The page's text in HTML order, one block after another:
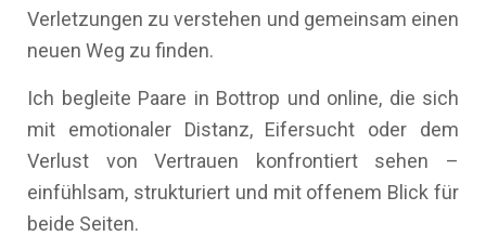
Verletzungen zu verstehen und gemeinsam einen
neuen Weg zu finden.
Ich begleite Paare in Bottrop und online, die sich
mit emotionaler Distanz, Eifersucht oder dem
Verlust von Vertrauen konfrontiert sehen –
einfühlsam, strukturiert und mit offenem Blick für
beide Seiten.